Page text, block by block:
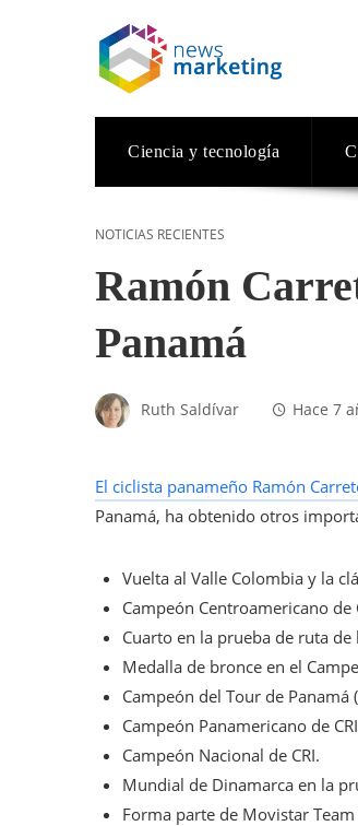
Ciencia y tecnología
NOTICIAS RECIENTES
Ramón
Panamá
Ruth Saldívar Hace 7
El ciclista panameño Ramón
Panamá, ha obtenido otros
Vuelta al Valle Colombia y la
Campeón Centroamericano
Cuarto en la prueba de ruta de
Medalla de bronce en el
Campeón del Tour de Panamá
Campeón Panamericano de
Campeón Nacional de CRI.
Mundial de Dinamarca en la
Forma parte de Movistar